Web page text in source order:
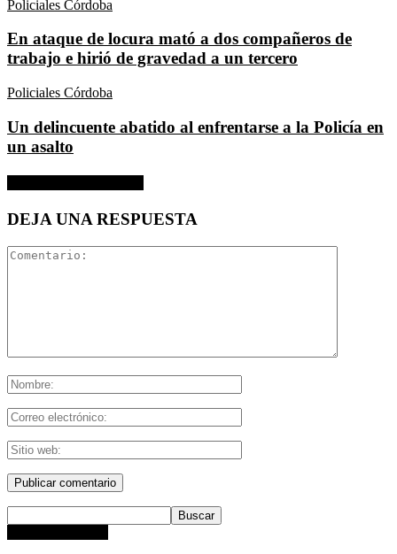
Policiales Córdoba
En ataque de locura mató a dos compañeros de
trabajo e hirió de gravedad a un tercero
Policiales Córdoba
Un delincuente abatido al enfrentarse a la Policía en
un asalto
DEJA UNA RESPUESTA